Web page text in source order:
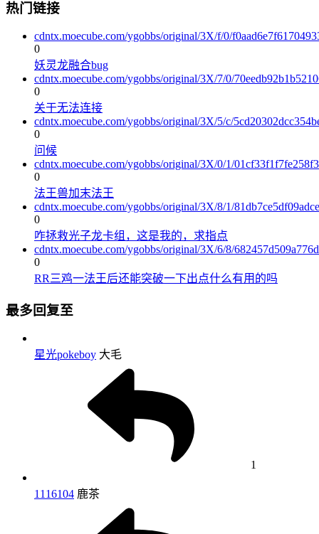
热门链接
cdntx.moecube.com/ygobbs/original/3X/f/0/
0
妖灵龙融合bug
cdntx.moecube.com/ygobbs/original/3X/7/0/
0
关于无法连接
cdntx.moecube.com/ygobbs/original/3X/5/c/
0
问候
cdntx.moecube.com/ygobbs/original/3X/0/1/
0
法王兽加末法王
cdntx.moecube.com/ygobbs/original/3X/8/1/
0
咋拯救光子龙卡组，这是我的，求指点
cdntx.moecube.com/ygobbs/original/3X/6/8/
0
RR三鸡一法王后还能突破一下出点什么有用的吗
最多回复至
星光pokeboy 大毛
1
1116104 鹿茶